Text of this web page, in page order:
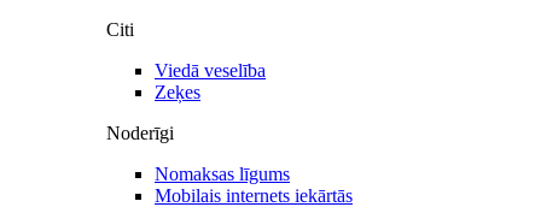
Citi
Viedā veselība
Zeķes
Noderīgi
Nomaksas līgums
Mobilais internets iekārtās